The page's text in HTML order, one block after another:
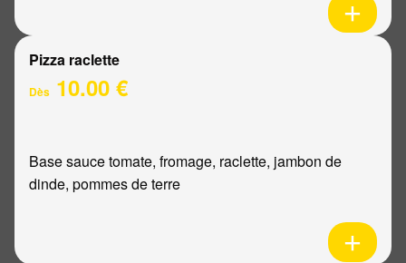
Pizza raclette
Dès 10.00 €
Base sauce tomate, fromage, raclette, jambon de
dinde, pommes de terre